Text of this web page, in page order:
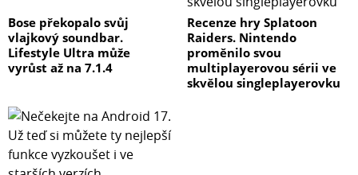
Bose překopalo svůj
vlajkový soundbar.
Lifestyle Ultra může
vyrůst až na 7.1.4
Recenze hry Splatoon
Raiders. Nintendo
proměnilo svou
multiplayerovou sérii ve
skvělou singleplayerovku